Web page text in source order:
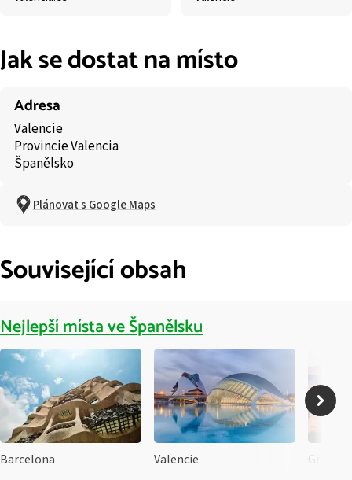
Jak se dostat na místo
Adresa
Valencie
Provincie Valencia
Španělsko
Plánovat s Google Maps
Související obsah
Nejlepší místa ve Španělsku
Barcelona Valencie Granada